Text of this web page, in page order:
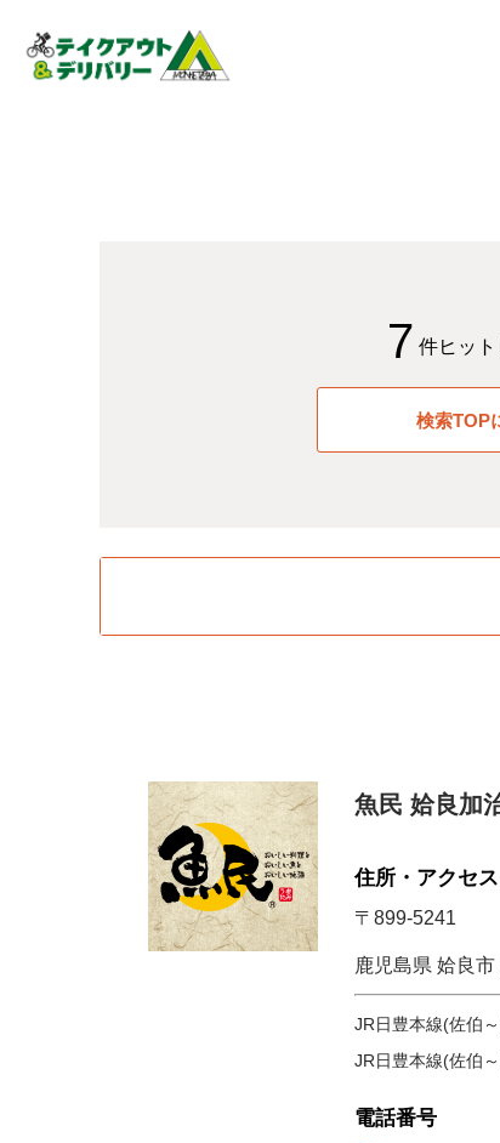
7 件ヒット
検索TOP
魚民 姶良加
住所・アクセス
〒899-5241
鹿児島県 姶良
JR日豊本線(佐伯
JR日豊本線(佐伯
電話番号